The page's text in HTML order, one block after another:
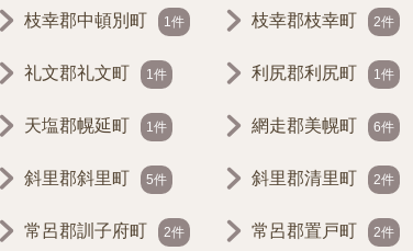
枝幸郡中頓別町 1件 枝幸郡枝幸町 2件
礼文郡礼文町 1件 利尻郡利尻町 1件
天塩郡幌延町 1件 網走郡美幌町 6件
斜里郡斜里町 5件 斜里郡清里町 2件
常呂郡訓子府町 2件 常呂郡置戸町 2件